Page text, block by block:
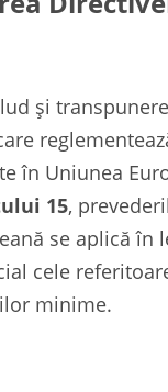
și
în Uniunea
15,
se aplică în
cele
minime.